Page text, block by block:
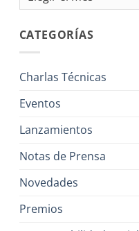
CATEGORÍAS
Charlas Técnicas
Eventos
Lanzamientos
Notas de Prensa
Novedades
Premios